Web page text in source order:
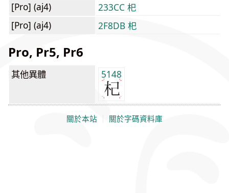
[Pro] (aj4)
233CC 𣏌
[Pro] (aj4)
2F8DB 杞
Pro, Pr5, Pr6
其他異體 5148
關於本站 關於字碼資料庫